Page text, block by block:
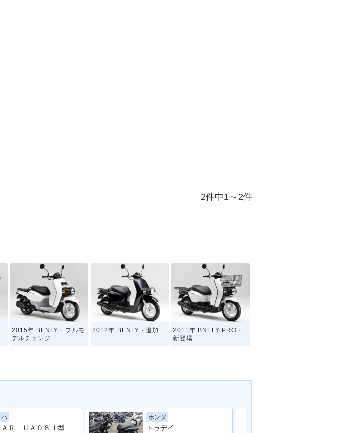
2件中1～2件
2015年 BENLY・フルモ
デルチェンジ
2012年 BENLY・追加
2011年 BNELY PRO・
新登場
ハ ホンダ
トゥデイ